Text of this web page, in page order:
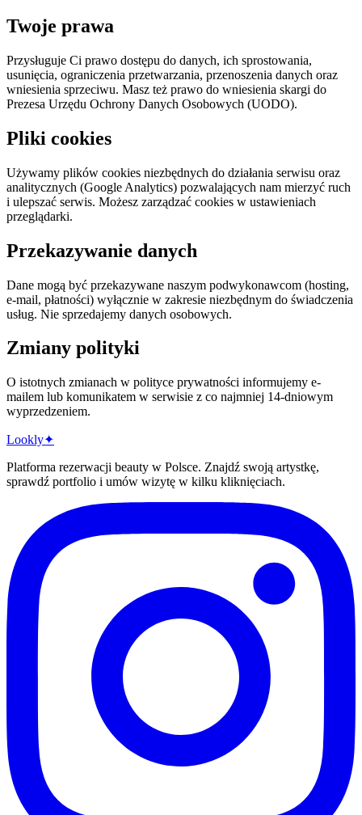
Twoje prawa
Przysługuje Ci prawo dostępu do danych, ich sprostowania,
usunięcia, ograniczenia przetwarzania, przenoszenia danych oraz
wniesienia sprzeciwu. Masz też prawo do wniesienia skargi do
Prezesa Urzędu Ochrony Danych Osobowych (UODO).
Pliki cookies
Używamy plików cookies niezbędnych do działania serwisu oraz
analitycznych (Google Analytics) pozwalających nam mierzyć ruch
i ulepszać serwis. Możesz zarządzać cookies w ustawieniach
przeglądarki.
Przekazywanie danych
Dane mogą być przekazywane naszym podwykonawcom (hosting,
e-mail, płatności) wyłącznie w zakresie niezbędnym do świadczenia
usług. Nie sprzedajemy danych osobowych.
Zmiany polityki
O istotnych zmianach w polityce prywatności informujemy e-
mailem lub komunikatem w serwisie z co najmniej 14-dniowym
wyprzedzeniem.
Lookly✦
Platforma rezerwacji beauty w Polsce. Znajdź swoją artystkę,
sprawdź portfolio i umów wizytę w kilku kliknięciach.